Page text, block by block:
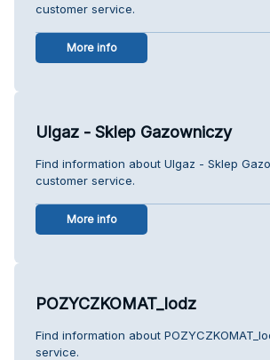
customer service.
More info
Ulgaz - Sklep Gazowniczy
Find information about Ulgaz - Sklep
customer service.
More info
POZYCZKOMAT_lodz
Find information about
service.